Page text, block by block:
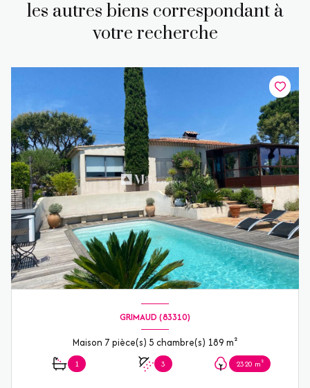
les autres biens correspondant à
votre recherche
GRIMAUD (83310)
Maison 7 pièce(s) 5 chambre(s) 189 m²
1 3 2320 m²